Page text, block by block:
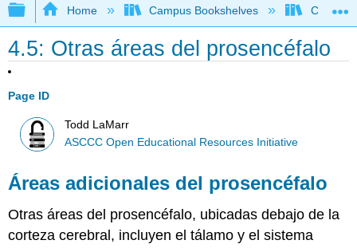
Expand/collapse global hierarchy
Home Campus Bookshelves Cerro
4.5: Otras áreas del prosencéfalo
Page ID
Todd LaMarr
ASCCC Open Educational Resources Initiative
Áreas adicionales del prosencéfalo
Otras áreas del prosencéfalo, ubicadas debajo de la
corteza cerebral, incluyen el tálamo y el sistema